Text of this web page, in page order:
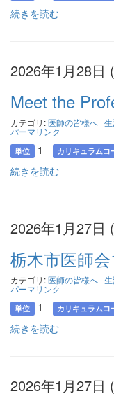
続きを読む
2026年1月28日
Meet the
カテゴリ:医師の皆様へ |
パーマリンク
単位 1 カリキュラムコ
続きを読む
2026年1月27日
栃木市医師
カテゴリ:医師の皆様へ |
パーマリンク
単位 1 カリキュラムコ
続きを読む
2026年1月27日